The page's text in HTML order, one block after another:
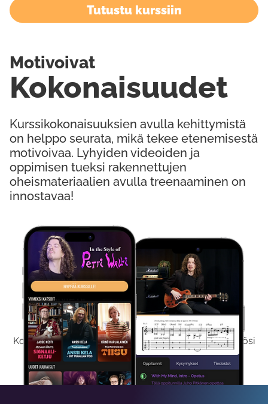
Kokeile Ilmaiseksi
Kokeilemalla ilmaiseksi saat koko sisältömme käyttöösi
viikon ajaksi.
Tutustu kurssiin
Kurssikokonaisuuksien avulla kehittymistä
on helppo seurata, mikä tekee etenemisestä
motivoivaa. Lyhyiden videoiden ja
oppimisen tueksi rakennettujen
oheismateriaalien avulla treenaaminen on
innostavaa!
Kokonaisuudet
Motivoivat